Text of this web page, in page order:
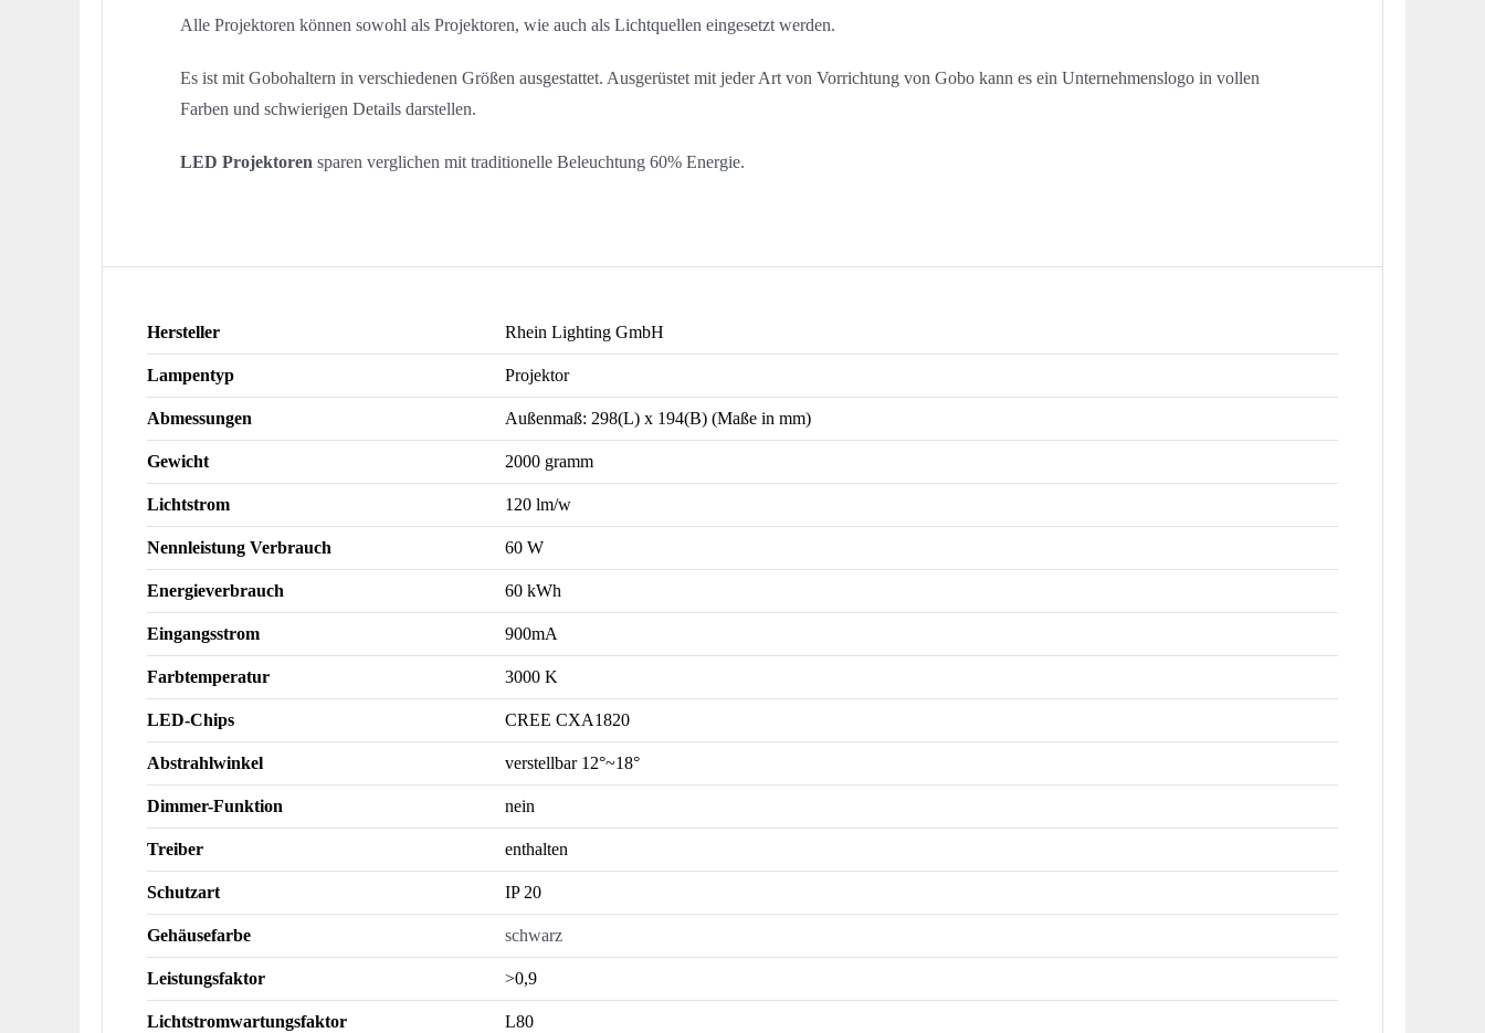
Alle Projektoren können sowohl als Projektoren, wie auch als Lichtquellen eingesetzt werden.
Es ist mit Gobohaltern in verschiedenen Größen ausgestattet. Ausgerüstet mit jeder Art von Vorrichtung von Gobo kann es ein Unternehmenslogo in vollen
Farben und schwierigen Details darstellen.
LED Projektorensparen verglichen mit traditionelle Beleuchtung 60% Energie.
Hersteller Rhein Lighting GmbH
Lampentyp Projektor
Abmessungen Außenmaß: 298(L) x 194(B) (Maße in mm)
Gewicht 2000 gramm
Lichtstrom 120 lm/w
Nennleistung Verbrauch 60 W
Energieverbrauch 60 kWh
Eingangsstrom 900mA
Farbtemperatur 3000 K
LED-Chips CREE CXA1820
Abstrahlwinkel verstellbar 12°~18°
Dimmer-Funktion nein
Treiber enthalten
Schutzart IP 20
Gehäusefarbe schwarz
Leistungsfaktor >0,9
Lichtstromwartungsfaktor L80